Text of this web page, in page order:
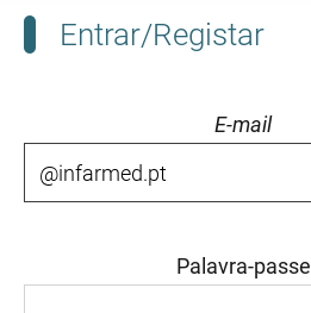
Entrar/Registar
E-mail
Palavra-passe